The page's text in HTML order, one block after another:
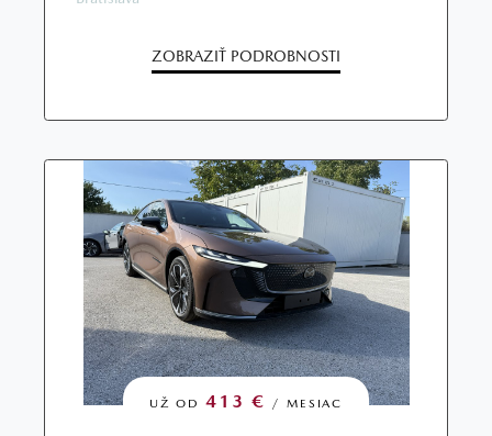
ZOBRAZIŤ PODROBNOSTI
UŽ OD413 € / MESIAC